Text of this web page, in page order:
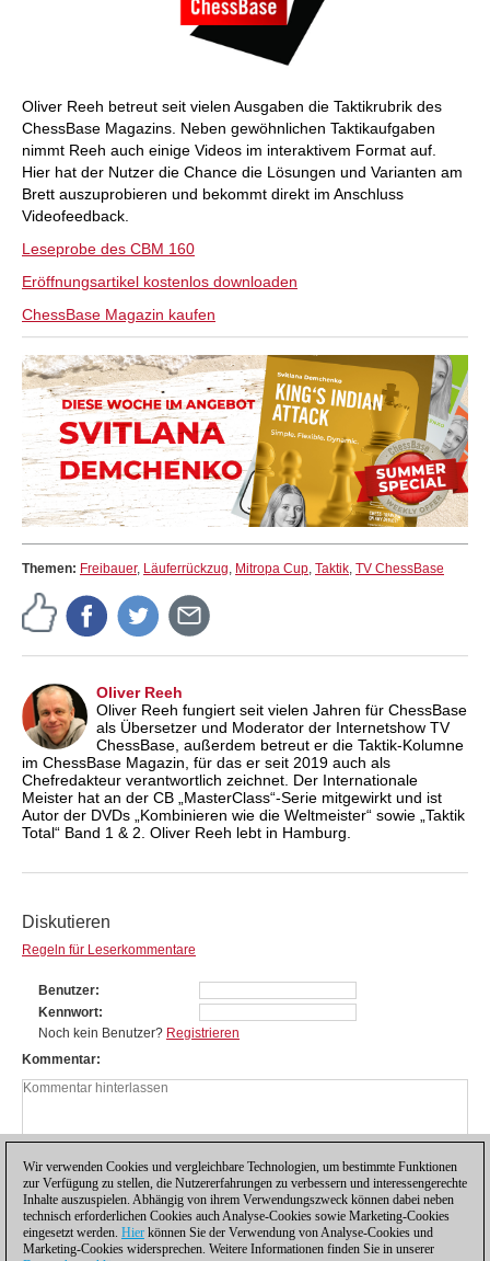
Oliver Reeh betreut seit vielen Ausgaben die Taktikrubrik des
ChessBase Magazins. Neben gewöhnlichen Taktikaufgaben
nimmt Reeh auch einige Videos im interaktivem Format auf.
Hier hat der Nutzer die Chance die Lösungen und Varianten am
Brett auszuprobieren und bekommt direkt im Anschluss
Videofeedback.
Leseprobe des CBM 160
Eröffnungsartikel kostenlos downloaden
ChessBase Magazin kaufen
Themen: Freibauer, Läuferrückzug, Mitropa Cup, Taktik, TV ChessBase
Oliver Reeh
Oliver Reeh fungiert seit vielen Jahren für ChessBase
als Übersetzer und Moderator der Internetshow TV
ChessBase, außerdem betreut er die Taktik-Kolumne
im ChessBase Magazin, für das er seit 2019 auch als
Chefredakteur verantwortlich zeichnet. Der Internationale
Meister hat an der CB „MasterClass“-Serie mitgewirkt und ist
Autor der DVDs „Kombinieren wie die Weltmeister“ sowie „Taktik
Total“ Band 1 & 2. Oliver Reeh lebt in Hamburg.
Diskutieren
Regeln für Leserkommentare
Benutzer
Kennwort
Noch kein Benutzer? Registrieren
Kommentar
Wir verwenden Cookies und vergleichbare Technologien, um bestimmte Funktionen
zur Verfügung zu stellen, die Nutzererfahrungen zu verbessern und interessengerechte
Inhalte auszuspielen. Abhängig von ihrem Verwendungszweck können dabei neben
technisch erforderlichen Cookies auch Analyse-Cookies sowie Marketing-Cookies
eingesetzt werden. Hier können Sie der Verwendung von Analyse-Cookies und
Marketing-Cookies widersprechen. Weitere Informationen finden Sie in unserer